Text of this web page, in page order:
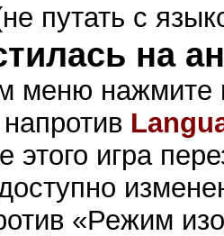
путать с
на
меню
этого игра
«Режим